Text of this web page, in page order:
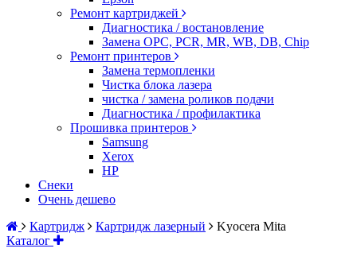
Ремонт картриджей
Диагностика / востановление
Замена OPC, PCR, MR, WB, DB, Chip
Ремонт принтеров
Замена термопленки
Чистка блока лазера
чистка / замена роликов подачи
Диагностика / профилактика
Прошивка принтеров
Samsung
Xerox
HP
Снеки
Очень дешево
Картридж
Картридж лазерный
Kyocera Mita
Каталог